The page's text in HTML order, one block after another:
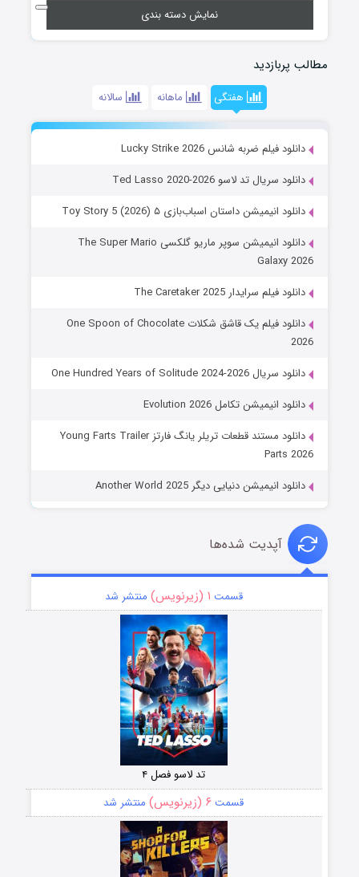
نمایش دسته بندی
مطالب پربازدید
هفتگی ماهانه سالانه
دانلود فیلم ضربه شانس Lucky Strike 2026
دانلود سریال تد لاسو Ted Lasso 2020-2026
دانلود انیمیشن داستان اسباب‌بازی ۵ Toy Story 5 (2026)
دانلود انیمیشن سوپر ماریو گلکسی The Super Mario
Galaxy 2026
دانلود فیلم سرایدار The Caretaker 2025
دانلود فیلم یک قاشق شکلات One Spoon of Chocolate
2026
دانلود سریال One Hundred Years of Solitude 2024-2026
دانلود انیمیشن تکامل Evolution 2026
دانلود مستند قطعات تریلر یانگ فارتز Young Farts Trailer
Parts 2026
دانلود انیمیشن دنیایی دیگر Another World 2025
آپدیت شده‌ها
قسمت ۱ (زیرنویس) منتشر شد
تد لاسو فصل ۴
قسمت ۶ (زیرنویس) منتشر شد